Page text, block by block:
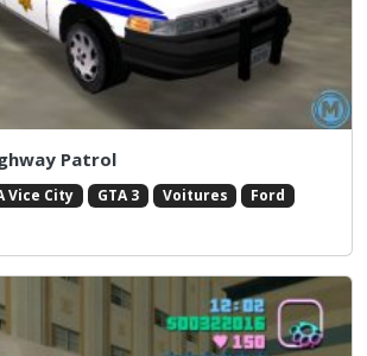
Patrol
Vice City GTA 3 Voitures
Ford